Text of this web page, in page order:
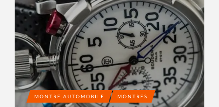
MONTRE AUTOMOBILE MONTRES